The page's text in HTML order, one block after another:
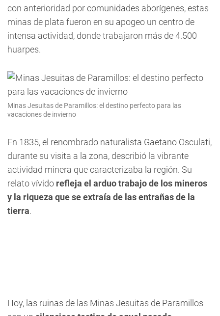
con anterioridad por comunidades aborígenes, estas
minas de plata fueron en su apogeo un centro de
intensa actividad, donde trabajaron más de 4.500
huarpes.
Minas Jesuitas de Paramillos: el destino perfecto para las
vacaciones de invierno
En 1835, el renombrado naturalista Gaetano Osculati,
durante su visita a la zona, describió la vibrante
actividad minera que caracterizaba la región. Su
relato vívido refleja el arduo trabajo de los mineros
y la riqueza que se extraía de las entrañas de la
tierra.
Hoy, las ruinas de las Minas Jesuitas de Paramillos